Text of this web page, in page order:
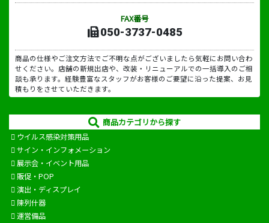
FAX番号
050-3737-0485
商品の仕様やご注文方法でご不明な点がございましたら気軽にお問い合わ
せください。店舗の新規出店や、改装・リニューアルでの一括導入のご相
談も承ります。経験豊富なスタッフがお客様のご要望に沿った提案、お見
積もりをさせていただきます。
商品カテゴリから探す
ウイルス感染対策用品
サイン・インフォメーション
展示会・イベント用品
販促・POP
演出・ディスプレイ
陳列什器
運営備品